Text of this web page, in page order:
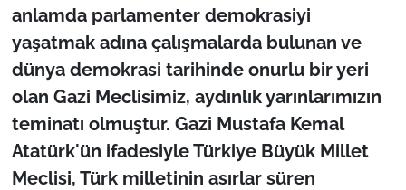
anlamda parlamenter demokrasiyi
yaşatmak adına çalışmalarda bulunan ve
dünya demokrasi tarihinde onurlu bir yeri
olan Gazi Meclisimiz, aydınlık yarınlarımızın
teminatı olmuştur. Gazi Mustafa Kemal
Atatürk'ün ifadesiyle Türkiye Büyük Millet
Meclisi, Türk milletinin asırlar süren
Dış Haberler
Magazin
Bilim Teknoloji